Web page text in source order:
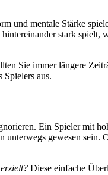
und mentale Stärke
stark
Sie immer längere
Spielers aus.
Ein Spieler mit
gewesen
Diese einfache